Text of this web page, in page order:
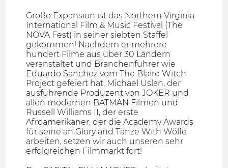
Große Expansion ist das Northern Virginia
International Film & Music Festival (The
NOVA Fest) in seiner siebten Staffel
gekommen! Nachdem er mehrere
hundert Filme aus über 30 Ländern
veranstaltet und Branchenführer wie
Eduardo Sanchez vom The Blaire Witch
Project gefeiert hat, Michael Uslan, der
ausführende Produzent von JOKER und
allen modernen BATMAN Filmen und
Russell Williams II, der erste
Afroamerikaner, der die Academy Awards
für seine an Glory and Tänze With Wölfe
arbeiten, setzen wir auch unseren sehr
erfolgreichen Filmmarkt fort!